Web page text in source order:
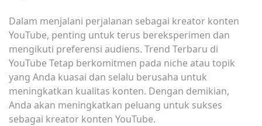
Dalam menjalani perjalanan sebagai kreator konten
YouTube, penting untuk terus bereksperimen dan
mengikuti preferensi audiens. Trend Terbaru di
YouTube Tetap berkomitmen pada niche atau topik
yang Anda kuasai dan selalu berusaha untuk
meningkatkan kualitas konten. Dengan demikian,
Anda akan meningkatkan peluang untuk sukses
sebagai kreator konten YouTube.